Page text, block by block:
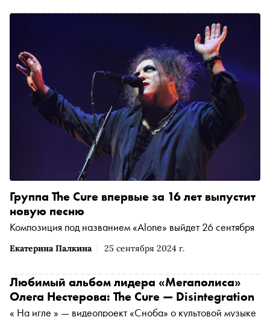
Екатерина Палкина 25 сентября 2024 г.
Группа The Cure впервые за 16 лет выпустит
новую песню
Композиция под названием «Alone» выйдет 26 сентября
Любимый альбом лидера «Мегаполиса»
Олега Нестерова: The Cure — Disintegration
« На игле » — видеопроект «Сноба» о культовой музыке